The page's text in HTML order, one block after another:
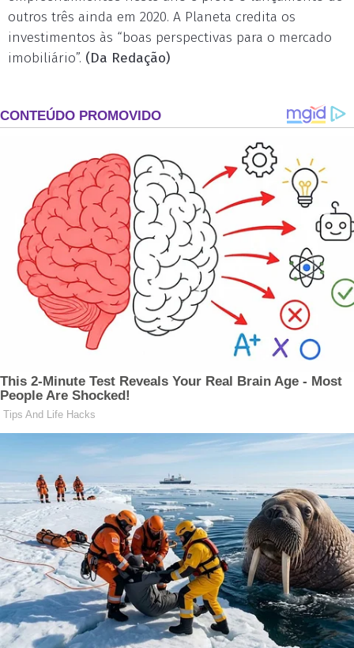
outros três ainda em 2020. A Planeta credita os
investimentos às “boas perspectivas para o mercado
imobiliário”. (Da Redação)